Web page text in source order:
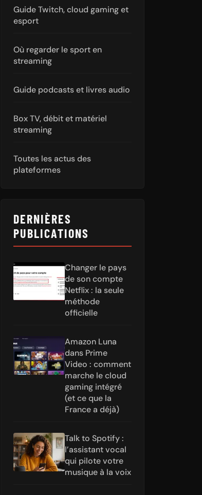
Guide Twitch, cloud gaming et
esport
Où regarder le sport en
streaming
Guide podcasts et livres audio
Box TV, débit et matériel
streaming
Toutes les actus des
plateformes
DERNIÈRES
PUBLICATIONS
Changer le pays
de son compte
Netflix : la seule
méthode
officielle
Amazon Luna
dans Prime
Video : comment
marche le cloud
gaming intégré
(et ce que la
France a déjà)
Talk to Spotify :
l’assistant vocal
qui pilote votre
musique à la voix